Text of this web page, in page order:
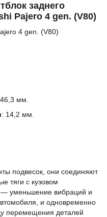
заднего
Pajero 4 gen. (V80)
4 gen. (V80)
46,3 мм.
: 14,2 мм.
подвесок, они соединяют
тяги с кузовом
— уменьшение вибраций и
и одновременно
перемещения деталей